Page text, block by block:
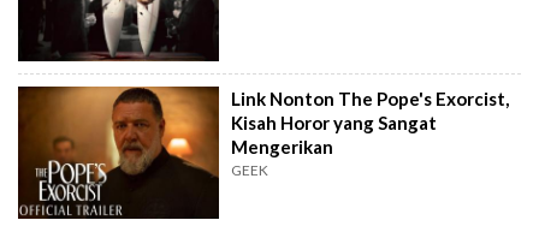
Link Nonton The Pope's Exorcist,
Kisah Horor yang Sangat
Mengerikan
GEEK